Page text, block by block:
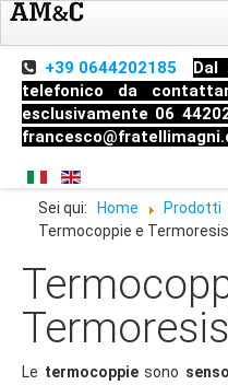
Home
Chi siamo
Prodotti
Pressione
Temperatura
Strumenti di misura
Raccorderia industriale
Blog
+39 0644202185
telefonico da
esclusivamente 06
Sei qui: Home Prodotti
Termocoppie e
Le termocoppiesono